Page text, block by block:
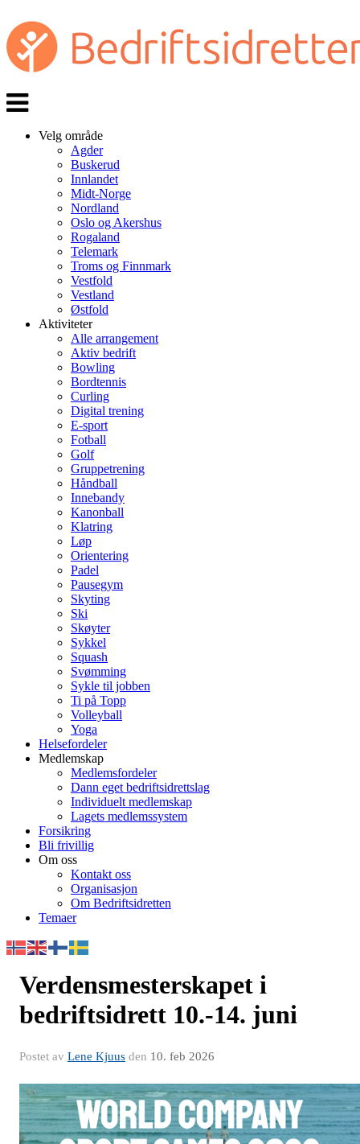
Veksle
navigasjon
Velg område
Agder
Buskerud
Innlandet
Midt-Norge
Nordland
Oslo og Akershus
Rogaland
Telemark
Troms og Finnmark
Vestfold
Vestland
Østfold
Aktiviteter
Alle arrangement
Aktiv bedrift
Bowling
Bordtennis
Curling
Digital trening
E-sport
Fotball
Golf
Gruppetrening
Håndball
Innebandy
Kanonball
Klatring
Løp
Orientering
Padel
Pausegym
Skyting
Ski
Skøyter
Sykkel
Squash
Svømming
Sykle til jobben
Ti på Topp
Volleyball
Yoga
Helsefordeler
Medlemskap
Medlemsfordeler
Dann eget bedriftsidrettslag
Individuelt medlemskap
Lagets medlemssystem
Forsikring
Bli frivillig
Om oss
Kontakt oss
Organisasjon
Om Bedriftsidretten
Temaer
Verdensmesterskapet i
bedriftsidrett 10.-14. juni
Postet av Lene Kjuus den 10. feb 2026